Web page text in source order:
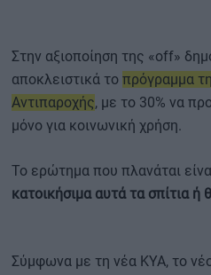
Στην αξιοποίηση της «off»
αποκλειστικά το πρόγραμμα
Αντιπαροχής, με το 30% να
μόνο για κοινωνική χρήση.
Το ερώτημα που πλανάται
κατοικήσιμα αυτά τα σπίτια ή
Σύμφωνα με τη νέα ΚΥΑ, το